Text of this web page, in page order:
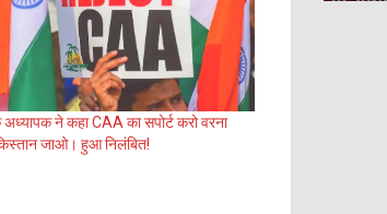
ने कहा CAA का सपोर्ट करो वरना
जाओ। हुआ निलंबित!